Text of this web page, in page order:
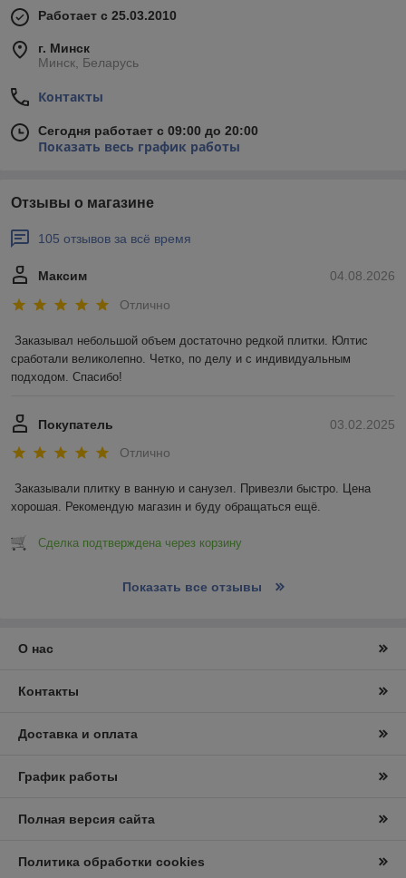
Работает с 25.03.2010
г. Минск
Минск, Беларусь
Контакты
Сегодня работает с 09:00 до 20:00
Показать весь график работы
Отзывы о магазине
105 отзывов за всё время
04.08.2026
Максим
Отлично
Заказывал небольшой объем достаточно редкой плитки. Юлтис
сработали великолепно. Четко, по делу и с индивидуальным
подходом. Спасибо!
03.02.2025
Покупатель
Отлично
Заказывали плитку в ванную и санузел. Привезли быстро. Цена
хорошая. Рекомендую магазин и буду обращаться ещё.
Сделка подтверждена через корзину
Показать все отзывы
О нас
Контакты
Доставка и оплата
График работы
Полная версия сайта
Политика обработки cookies